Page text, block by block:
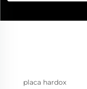
placa hardox